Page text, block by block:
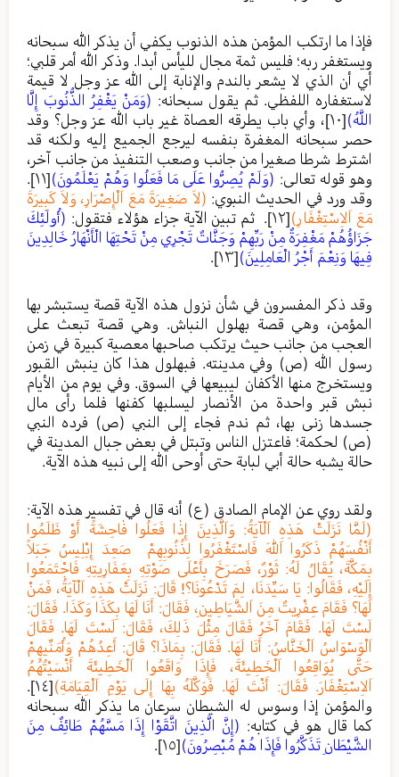
فإذا ما ارتكب المؤمن هذه الذنوب يكفي أن يذكر الله سبحانه
ويستغفر ربه؛ فليس ثمة مجال لليأس أبدا. وذكر الله أمر قلبي؛
أي أن الذي لا يشعر بالندم والإنابة إلى الله عز وجل لا قيمة
لاستغفاره اللفظي. ثم يقول سبحانه: (وَمَنْ يَغْفِرُ الذُّنُوبَ إِلَّا
اللَّهُ)[١٠]
، وأي باب يطرقه العصاة غير باب الله عز وجل؟ وقد
حصر سبحانه المغفرة بنفسه ليرجع الجميع إليه ولكنه قد
اشترط شرطا صغيرا من جانب وصعب التنفيذ من جانب آخر،
وهو قوله تعالى: (وَلَمْ يُصِرُّوا عَلَى مَا فَعَلُوا وَهُمْ يَعْلَمُونَ)[١١]
.
وقد ورد في الحديث النبوي: (لاَ صَغِيرَةَ مَعَ اَلْإِصْرَارِ، وَلاَ كَبِيرَةَ
مَعَ اَلاِسْتِغْفَارِ)[١٢] . ثم تبين الآية جزاء هؤلاء فتقول: (أُولَئِكَ
جَزَاؤُهُمْ مَغْفِرَةٌ مِنْ رَبِّهِمْ وَجَنَّاتٌ تَجْرِي مِنْ تَحْتِهَا الْأَنْهَارُ خَالِدِينَ
فِيهَا وَنِعْمَ أَجْرُ الْعَامِلِينَ)[١٣] .
وقد ذكر المفسرون في شأن نزول هذه الآية قصة يستبشر بها
المؤمن، وهي قصة بهلول النباش. وهي قصة تبعث على
العجب من جانب حيث يرتكب صاحبها معصية كبيرة في زمن
رسول الله (ص) وفي مدينته. فبهلول هذا كان ينبش القبور
ويستخرج منها الأكفان ليبيعها في السوق. وفي يوم من الأيام
نبش قبر واحدة من الأنصار ليسلبها كفنها فلما رأى مال
جسدها زنى بها، ثم ندم فجاء إلى النبي (ص) فرده النبي
(ص) لحكمة؛ فاعتزل الناس وتبتل في بعض جبال المدينة في
حالة يشبه حالة أبي لبابة حتى أوحى الله إلى نبيه هذه الآية.
ولقد روي عن الإمام الصادق (ع) أنه قال في تفسير هذه الآية:
(لَمَّا نَزَلَتْ هَذِهِ اَلْآيَةُ: وَاَلَّذِينَ إِذٰا فَعَلُوا فٰاحِشَةً أَوْ ظَلَمُوا
أَنْفُسَهُمْ ذَكَرُوا اَللّٰهَ فَاسْتَغْفَرُوا لِذُنُوبِهِمْ صَعِدَ إِبْلِيسُ جَبَلاً
بِمَكَّةَ، يُقَالُ لَهُ: ثَوْرٌ، فَصَرَخَ بِأَعْلَى صَوْتِهِ بِعَفَارِيتِهِ فَاجْتَمَعُوا
إِلَيْهِ، فَقَالُوا: يَا سَيِّدَنَا، لِمَ تَدْعُونَا؟! قَالَ: نَزَلَتْ هَذِهِ اَلْآيَةُ، فَمَنْ
لَهَا؟ فَقَامَ عِفْرِيتٌ مِنَ اَلشَّيَاطِينِ، فَقَالَ: أَنَا لَهَا بِكَذَا وَكَذَا. فَقَالَ:
لَسْتَ لَهَا. فَقَامَ آخَرُ فَقَالَ مِثْلَ ذَلِكَ، فَقَالَ: لَسْتَ لَهَا. فَقَالَ
اَلْوَسْوَاسُ اَلْخَنَّاسُ: أَنَا لَهَا. فَقَالَ: بِمَاذَا؟ قَالَ: أَعِدُهُمْ وَأُمَنِّيهِمْ
حَتَّى يُوَاقِعُوا اَلْخَطِيئَةَ، فَإِذَا وَاقَعُوا اَلْخَطِيئَةَ أَنْسَيْتُهُمُ
اَلاِسْتِغْفَارَ. فَقَالَ: أَنْتَ لَهَا. فَوَكَّلَهُ بِهَا إِلَى يَوْمِ اَلْقِيَامَةِ)[١٤]
.
والمؤمن إذا وسوس له الشيطان سرعان ما يذكر الله سبحانه
كما قال هو في كتابه: (إِنَّ الَّذِينَ اتَّقَوْا إِذَا مَسَّهُمْ طَائِفٌ مِنَ
الشَّيْطَانِ تَذَكَّرُوا فَإِذَا هُمْ مُبْصِرُونَ)[١٥] .